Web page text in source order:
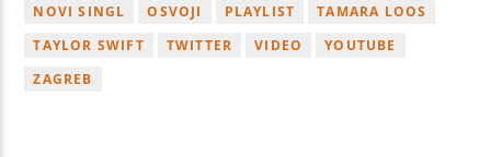
NOVI SINGL
OSVOJI PLAYLIST
TAMARA LOOS
TAYLOR SWIFT
TWITTER VIDEO
YOUTUBE
ZAGREB